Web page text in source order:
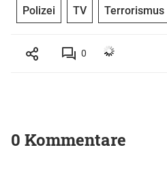
Polizei TV Terrorismus
0
0 Kommentare